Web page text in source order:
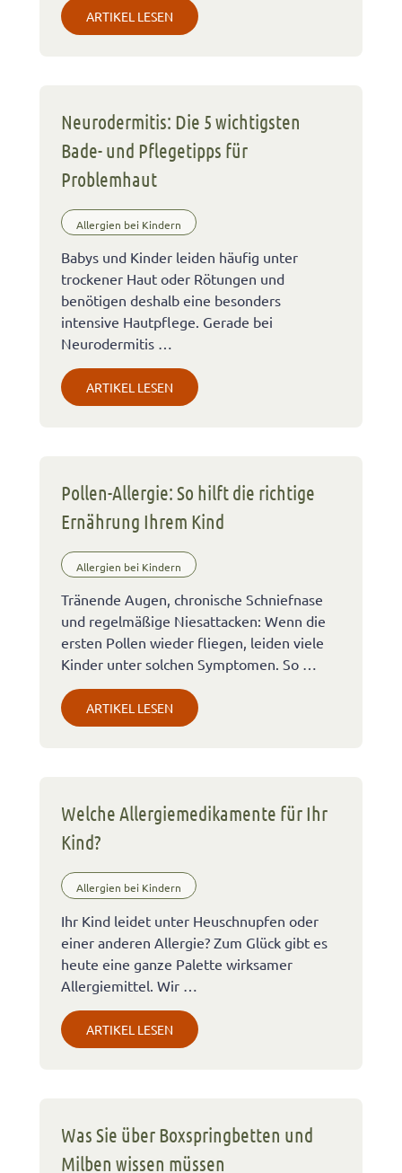
ARTIKEL LESEN
Neurodermitis: Die 5 wichtigsten
Bade- und Pflegetipps für
Problemhaut
Allergien bei Kindern
Babys und Kinder leiden häufig unter
trockener Haut oder Rötungen und
benötigen deshalb eine besonders
intensive Hautpflege. Gerade bei
Neurodermitis …
ARTIKEL LESEN
Pollen-Allergie: So hilft die richtige
Ernährung Ihrem Kind
Allergien bei Kindern
Tränende Augen, chronische Schniefnase
und regelmäßige Niesattacken: Wenn die
ersten Pollen wieder fliegen, leiden viele
Kinder unter solchen Symptomen. So …
ARTIKEL LESEN
Welche Allergiemedikamente für Ihr
Kind?
Allergien bei Kindern
Ihr Kind leidet unter Heuschnupfen oder
einer anderen Allergie? Zum Glück gibt es
heute eine ganze Palette wirksamer
Allergiemittel. Wir …
ARTIKEL LESEN
Was Sie über Boxspringbetten und
Milben wissen müssen